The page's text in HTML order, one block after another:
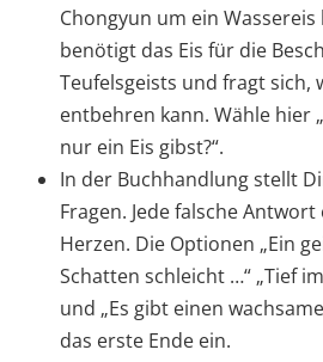
Chongyun um ein
benötigt das Eis für die
Teufelsgeists und fragt sich,
entbehren kann. Wähle hier
nur ein Eis gibst?“.
In der Buchhandlung stellt
Fragen. Jede falsche
Herzen. Die Optionen „Ein
Schatten schleicht …“ „Tief
und „Es gibt einen
das erste Ende ein.